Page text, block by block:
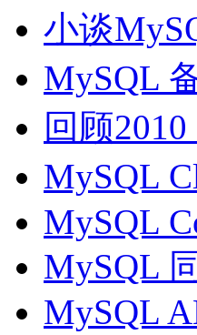
小谈
MySQL
回顾
MySQL
MySQL
MySQL
MySQL